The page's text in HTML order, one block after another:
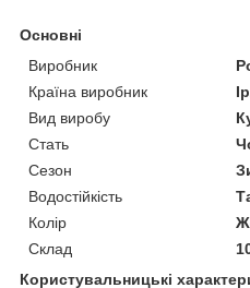
Основні
Виробник
Країна виробник
Вид виробу
Стать
Сезон
Водостійкість
Колір
Склад
Користувальницькі